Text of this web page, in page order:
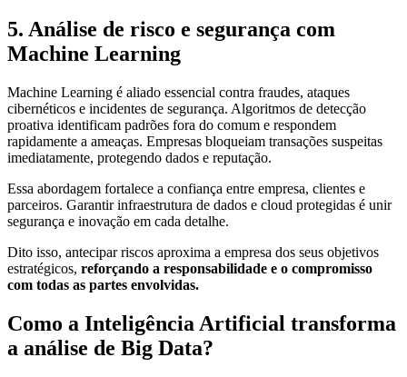
5. Análise de risco e segurança com
Machine Learning
Machine Learning é aliado essencial contra fraudes, ataques
cibernéticos e incidentes de segurança. Algoritmos de detecção
proativa identificam padrões fora do comum e respondem
rapidamente a ameaças. Empresas bloqueiam transações suspeitas
imediatamente, protegendo dados e reputação.
Essa abordagem fortalece a confiança entre empresa, clientes e
parceiros. Garantir infraestrutura de dados e cloud protegidas é unir
segurança e inovação em cada detalhe.
Dito isso, antecipar riscos aproxima a empresa dos seus objetivos
estratégicos, reforçando a responsabilidade e o compromisso
com todas as partes envolvidas.
Como a Inteligência Artificial transforma
a análise de Big Data?